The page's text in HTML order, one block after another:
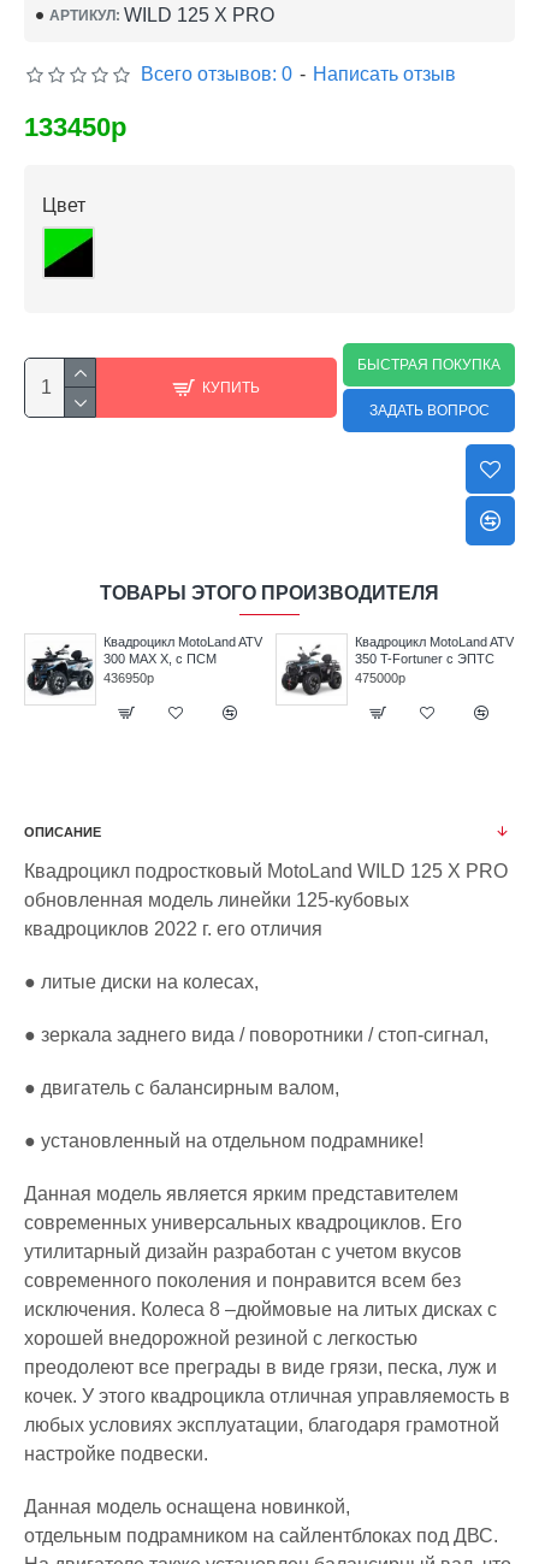
АРТИКУЛ: WILD 125 X PRO
Всего отзывов: 0 - Написать отзыв
133450р
Цвет
КУПИТЬ
БЫСТРАЯ ПОКУПКА
ЗАДАТЬ ВОПРОС
ТОВАРЫ ЭТОГО ПРОИЗВОДИТЕЛЯ
Квадроцикл MotoLand ATV
300 MAX X, с ПСМ
436950р
Квадроцикл MotoLand ATV
350 T-Fortuner с ЭПТС
475000р
ОПИСАНИЕ
Квадроцикл подростковый MotoLand WILD 125 X PRO
обновленная модель линейки 125-кубовых
квадроциклов 2022 г. его отличия
● литые диски на колесах,
● зеркала заднего вида / поворотники / стоп-сигнал,
● двигатель с балансирным валом,
● установленный на отдельном подрамнике!
Данная модель является ярким представителем
современных универсальных квадроциклов. Его
утилитарный дизайн разработан с учетом вкусов
современного поколения и понравится всем без
исключения. Колеса 8 –дюймовые на литых дисках с
хорошей внедорожной резиной с легкостью
преодолеют все преграды в виде грязи, песка, луж и
кочек. У этого квадроцикла отличная управляемость в
любых условиях эксплуатации, благодаря грамотной
настройке подвески.
Данная модель оснащена новинкой,
отдельным подрамником на сайлентблоках под ДВС.